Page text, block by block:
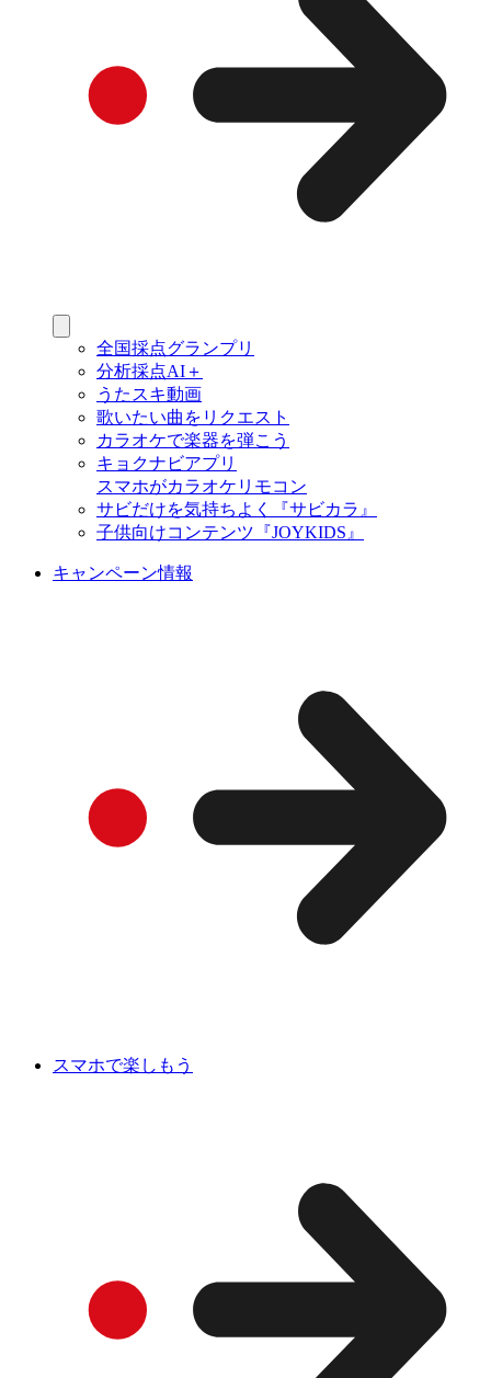
全国採点グランプリ
分析採点AI＋
うたスキ動画
歌いたい曲をリクエスト
カラオケで楽器を弾こう
キョクナビアプリ
スマホがカラオケリモコン
サビだけを気持ちよく『サビカラ』
子供向けコンテンツ『JOYKIDS』
キャンペーン情報
スマホで楽しもう